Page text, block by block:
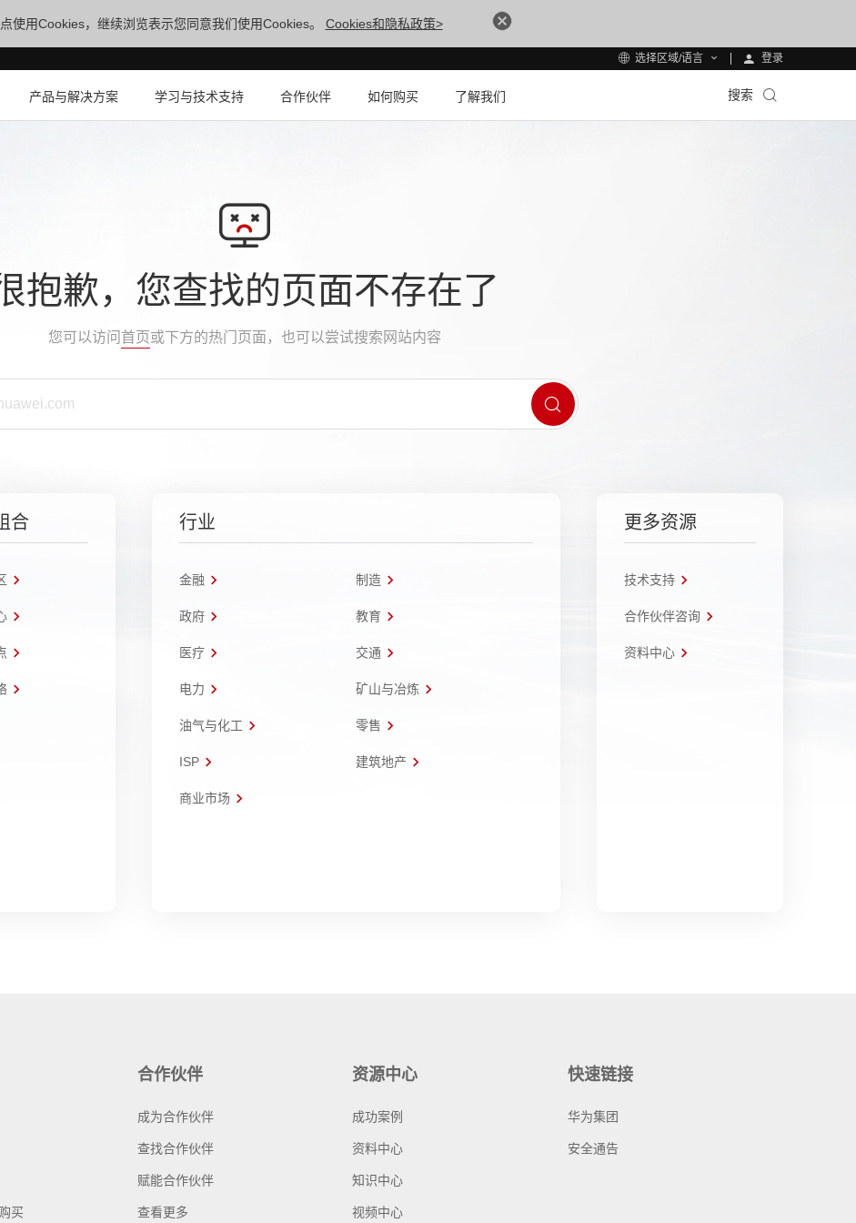
使用Cookies，继续浏览表示您同意我们使用Cookies。 Cookies和隐私政策>
选择区域/语言 登录
产品与解决方案 学习与技术支持 合作伙伴 如何购买 了解我们 搜索
抱歉，您查找的页面不存在了
您可以访问 首页或下方的热门页面，也可以尝试搜索网站内容
合 行业
金融 制造
政府 教育
医疗 交通
电力 矿山与冶炼
油气与化工 零售
ISP 建筑地产
商业市场
更多资源
技术支持
合作伙伴咨询
资料中心
买
合作伙伴
成为合作伙伴
查找合作伙伴
赋能合作伙伴
查看更多
资源中心
成功案例
资料中心
知识中心
视频中心
快速链接
华为集团
安全通告